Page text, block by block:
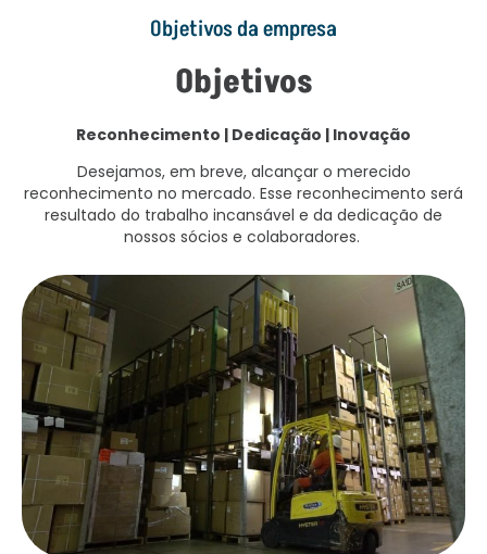
Objetivos da empresa
Objetivos
Reconhecimento | Dedicação | Inovação
Desejamos, em breve, alcançar o merecido
reconhecimento no mercado. Esse reconhecimento será
resultado do trabalho incansável e da dedicação de
nossos sócios e colaboradores.